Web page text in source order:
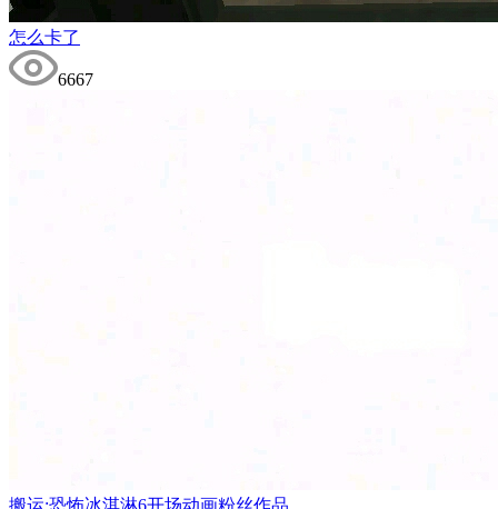
怎么卡了
6667
搬运:恐怖冰淇淋6开场动画粉丝作品